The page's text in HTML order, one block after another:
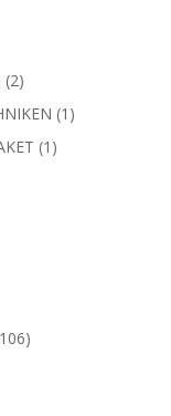
22
Produkte
1 1
1 1
106